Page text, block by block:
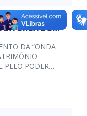
DO
DA URCA DO
CULTURAL
RN E
DA “ONDA
PELO PODER